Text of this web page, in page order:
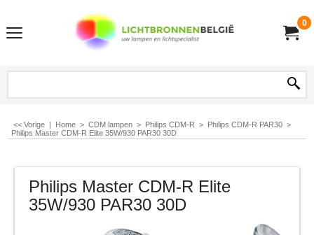
0
<< Vorige | Home > CDM lampen > Philips CDM-R > Philips CDM-R PAR30 >
Philips Master CDM-R Elite 35W/930 PAR30 30D
Philips Master CDM-R Elite
35W/930 PAR30 30D